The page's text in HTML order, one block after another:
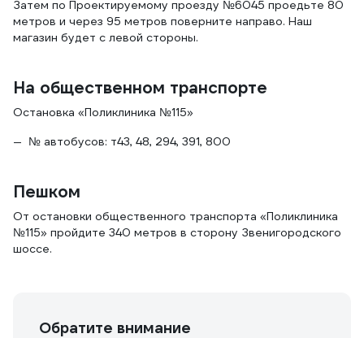
Затем по Проектируемому проезду №6045 проедьте 80
метров и через 95 метров поверните направо. Наш
магазин будет с левой стороны.
На общественном транспорте
Остановка «Поликлиника №115»
№ автобусов: т43, 48, 294, 391, 800
Пешком
От остановки общественного транспорта «Поликлиника
№115» пройдите 340 метров в сторону Звенигородского
шоссе.
Обратите внимание